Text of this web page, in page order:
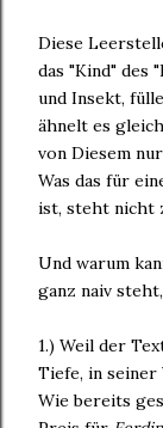
Diese
das "Kind" des
und Insekt,
ähnelt es
von Diesem
Was das für
ist, steht nicht
Und warum
ganz naiv
1.) Weil der
Tiefe, in
Wie bereits